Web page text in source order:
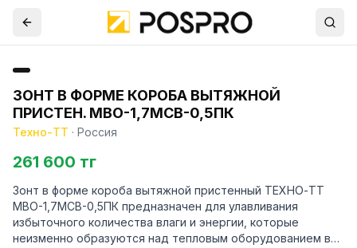
ЗОНТ В ФОРМЕ КОРОБА ВЫТЯЖНОЙ
ПРИСТЕН. МВО-1,7МСВ-0,5ПК
Техно-ТТ · Россия
261 600 тг
Зонт в форме короба вытяжной пристенный ТЕХНО-ТТ
МВО-1,7МСВ-0,5ПК предназначен для улавливания
избыточного количества влаги и энергии, которые
неизменно образуются над тепловым оборудованием в